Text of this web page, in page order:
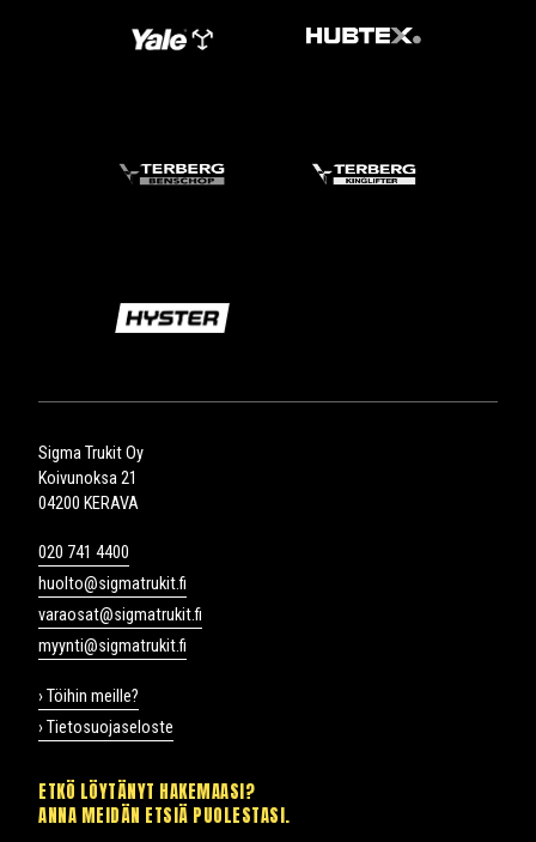
Sigma Trukit Oy
Koivunoksa 21
04200 KERAVA
020 741 4400
huolto@sigmatrukit.fi
varaosat@sigmatrukit.fi
myynti@sigmatrukit.fi
› Töihin meille?
› Tietosuojaseloste
ETKÖ LÖYTÄNYT HAKEMAASI?
ANNA MEIDÄN ETSIÄ PUOLESTASI.